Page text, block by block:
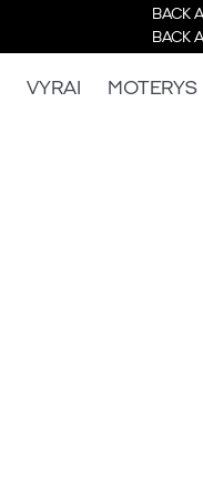
BACK
BACK
VYRAI MOTERYS